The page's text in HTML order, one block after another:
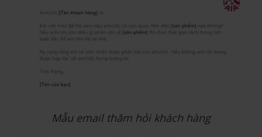
Mẫu email thăm hỏi khách hàng